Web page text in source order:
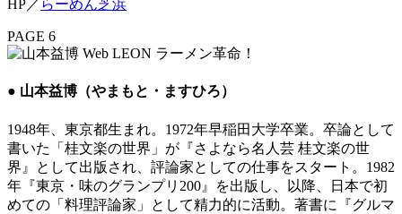
HP／ らーめん芝浜
PAGE 6
● 山本益博（やまもと・ますひろ）
1948年、東京都生まれ。1972年早稲田大学卒業。卒論として
書いた「桂文楽の世界」が『さよなら名人芸 桂文楽の世
界』として出版され、評論家としての仕事をスタート。1982
年『東京・味のグランプリ200』を出版し、以降、日本で初
めての「料理評論家」として精力的に活動。著書に『グルマ